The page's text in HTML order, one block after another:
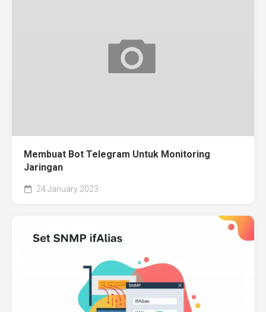
Membuat Bot Telegram Untuk Monitoring
Jaringan
24 January 2023